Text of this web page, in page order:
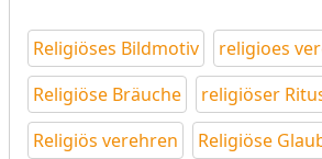
Religiöses Bildmotiv
religioes
Religiöse Bräuche
religiöser
Religiös verehren
Religiöse